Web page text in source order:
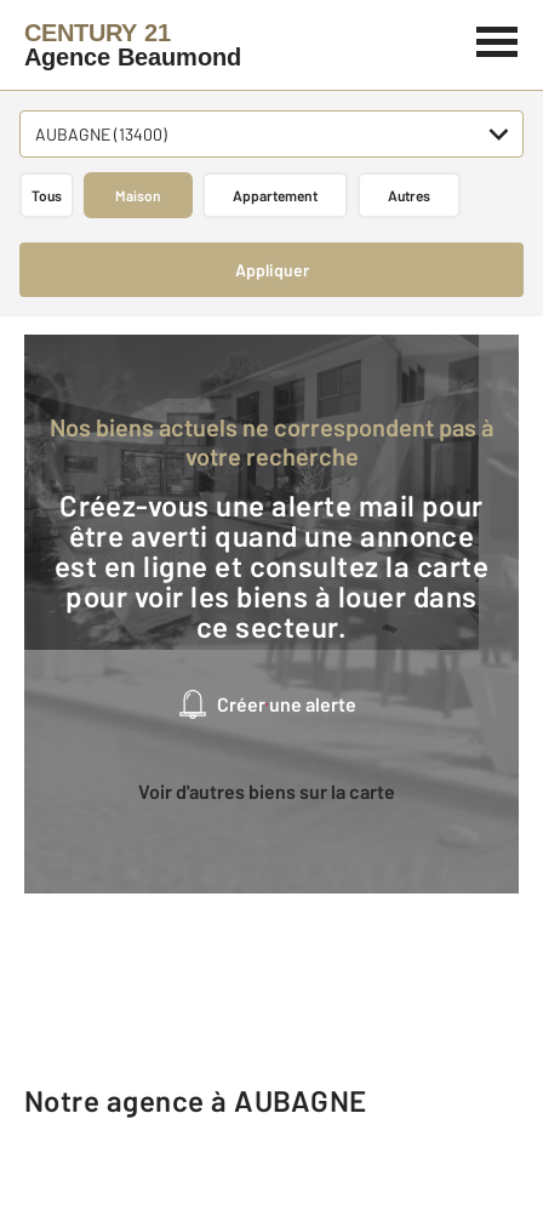
CENTURY 21
Agence Beaumond
AUBAGNE (13400)
Tous Maison Appartement Autres
Appliquer
Nos biens actuels ne correspondent pas à
votre recherche
Créez-vous une alerte mail pour
être averti quand une annonce
est en ligne et consultez la carte
pour voir les biens à louer dans
ce secteur.
Créer une alerte
Voir d'autres biens sur la carte
Notre agence à AUBAGNE